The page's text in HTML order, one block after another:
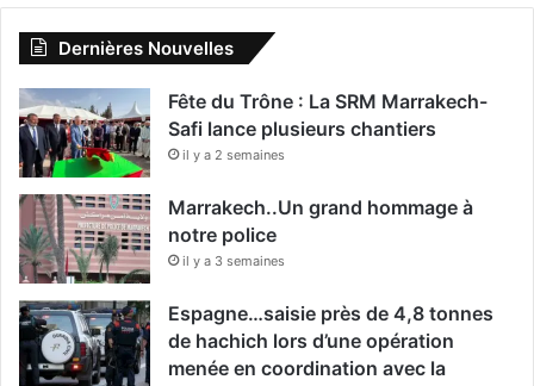
Dernières Nouvelles
Fête du Trône : La SRM Marrakech-
Safi lance plusieurs chantiers
il y a 2 semaines
Marrakech..Un grand hommage à
notre police
il y a 3 semaines
Espagne…saisie près de 4,8 tonnes
de hachich lors d’une opération
menée en coordination avec la